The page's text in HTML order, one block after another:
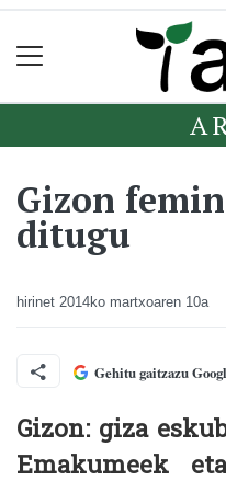
Gizon
ditugu
hirinet 2014ko martxoaren 10a
Gehitu gaitzazu
Gizon: giza
Emakumeek